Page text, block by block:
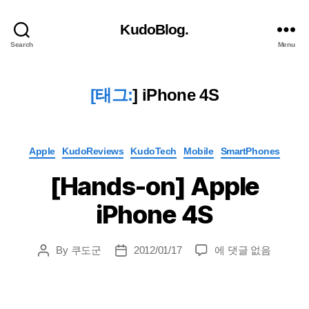
Search
KudoBlog.
Menu
[태그:] iPhone 4S
Categories
Apple KudoReviews KudoTech Mobile SmartPhones
[Hands-on] Apple
iPhone 4S
PostBy 쿠도군
Post2012/01/17
[Hands-
에 댓글 없음